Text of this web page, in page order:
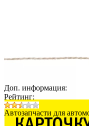
Доп. информация:
Рейтинг:
Автозапчасти для